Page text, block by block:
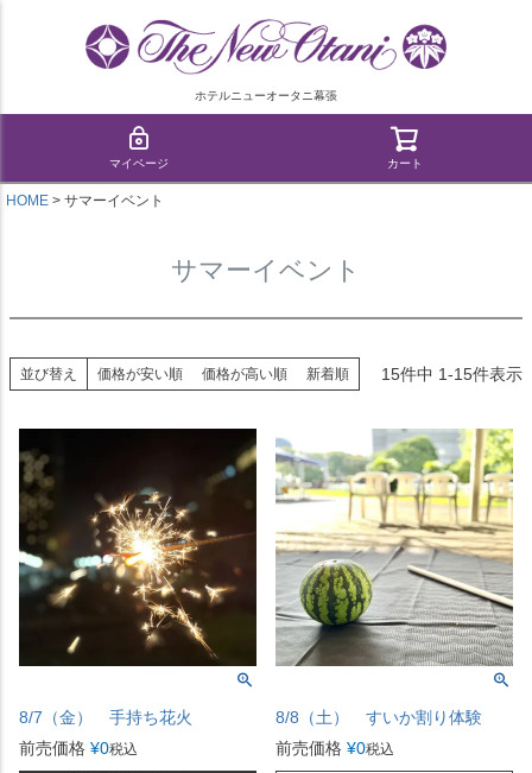
ホテルニューオータニ幕張
マイページ カート
HOME サマーイベント
サマーイベント
並び替え 価格が安い順 価格が高い順 新着順 15件中 1-15件表示
8/7（金） 手持ち花火
前売価格 ¥0税込
8/8（土） すいか割り体験
前売価格 ¥0税込